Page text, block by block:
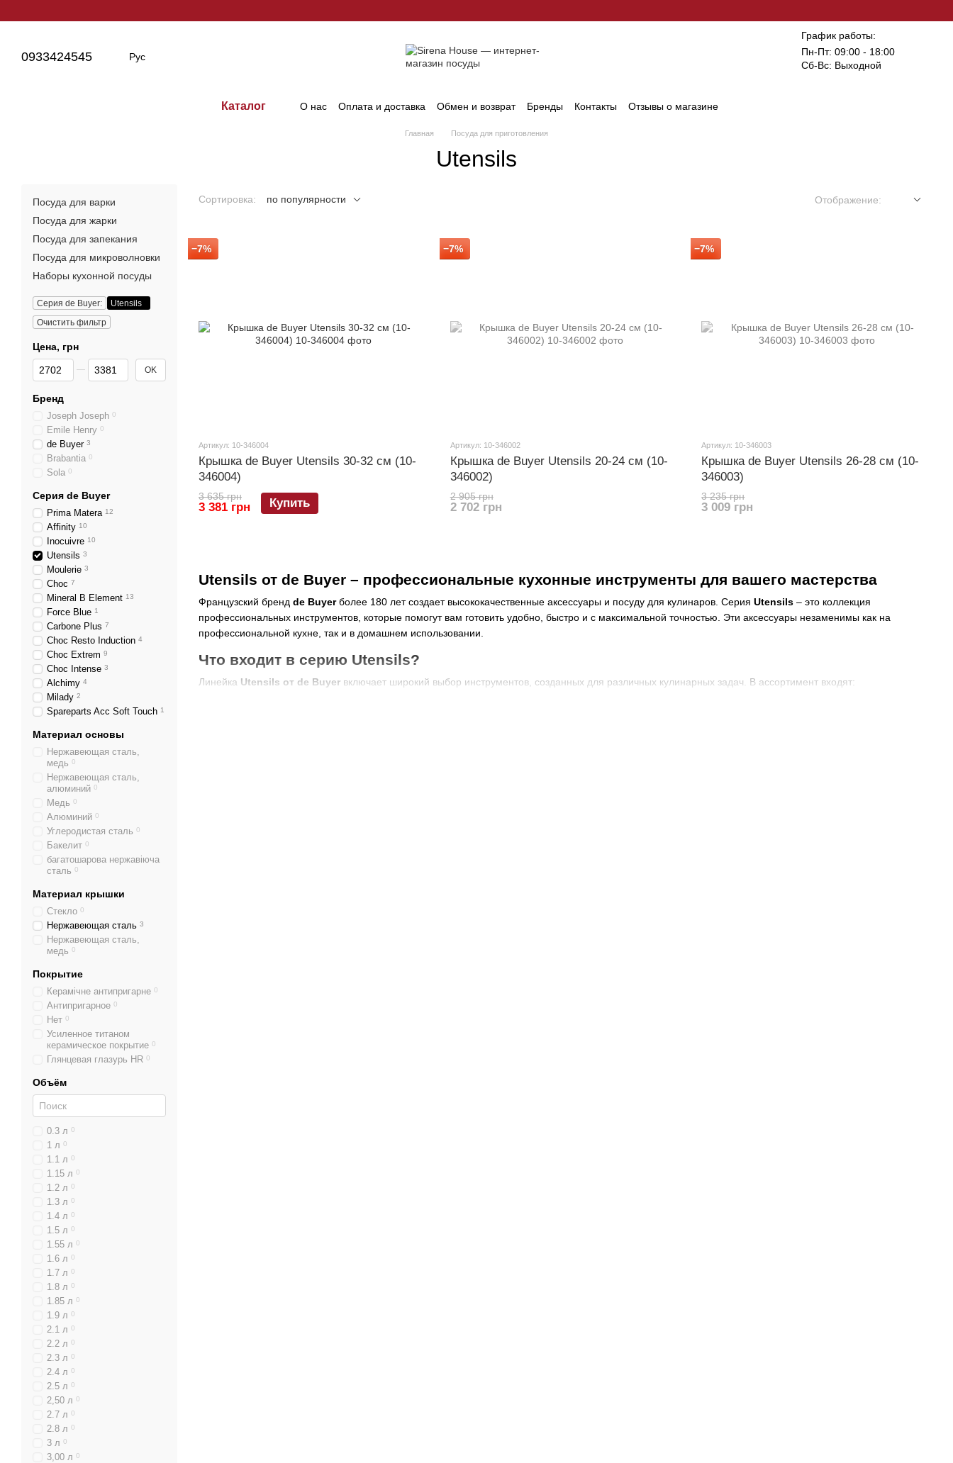
0933424545 Рус
График работы:
Пн-Пт: 09:00 - 18:00
Сб-Вс: Выходной
Каталог О нас Оплата и доставка Обмен и возврат Бренды Контакты Отзывы о магазине
Главная Посуда для приготовления
Utensils
Сортировка: по популярности Отображение:
Utensils от de Buyer – профессиональные кухонные инструменты для вашего мастерства
Французский бренд de Buyerболее 180 лет создает высококачественные аксессуары и посуду для кулинаров. Серия Utensils – это коллекция
профессиональных инструментов, которые помогут вам готовить удобно, быстро и с максимальной точностью. Эти аксессуары незаменимы как на
профессиональной кухне, так и в домашнем использовании.
Что входит в серию Utensils?
Линейка Utensils от de Buyer включает широкий выбор инструментов, созданных для различных кулинарных задач. В ассортимент входят:
−7%
Артикул: 10-346004
Крышка de Buyer Utensils 30-32 см (10-
346004)
3 635 грн
3 381 грн Купить
−7%
Артикул: 10-346002
Крышка de Buyer Utensils 20-24 см (10-
346002)
2 905 грн
2 702 грн
−7%
Артикул: 10-346003
Крышка de Buyer Utensils 26-28 см (10-
346003)
3 235 грн
3 009 грн
Посуда для варки
Посуда для жарки
Посуда для запекания
Посуда для микроволновки
Наборы кухонной посуды
Серия de Buyer:
Utensils
Очистить фильтр
Цена, грн
От Цена, грн
До Цена, грн OK
Бренд
Joseph Joseph 0
Emile Henry 0
de Buyer 3
Brabantia 0
Sola 0
Серия de Buyer
Prima Matera 12
Affinity 10
Inocuivre 10
Utensils 3
Moulerie 3
Choc 7
Mineral B Element 13
Force Blue 1
Carbone Plus 7
Choc Resto Induction 4
Choc Extrem 9
Choc Intense 3
Alchimy 4
Milady 2
Spareparts Acc Soft Touch 1
Материал основы
Нержавеющая сталь,
медь 0
Нержавеющая сталь,
алюминий 0
Медь 0
Алюминий 0
Углеродистая сталь 0
Бакелит 0
багатошарова нержавіюча
сталь 0
Материал крышки
Стекло 0
Нержавеющая сталь 3
Нержавеющая сталь,
медь 0
Покрытие
Керамічне антипригарне 0
Антипригарное 0
Нет 0
Усиленное титаном
керамическое покрытие 0
Глянцевая глазурь HR 0
Объём
0.3 л 0
1 л 0
1.1 л 0
1.15 л 0
1.2 л 0
1.3 л 0
1.4 л 0
1.5 л 0
1.55 л 0
1.6 л 0
1.7 л 0
1.8 л 0
1.85 л 0
1.9 л 0
2.1 л 0
2.2 л 0
2.3 л 0
2.4 л 0
2.5 л 0
2,50 л 0
2.7 л 0
2.8 л 0
3 л 0
3,00 л 0